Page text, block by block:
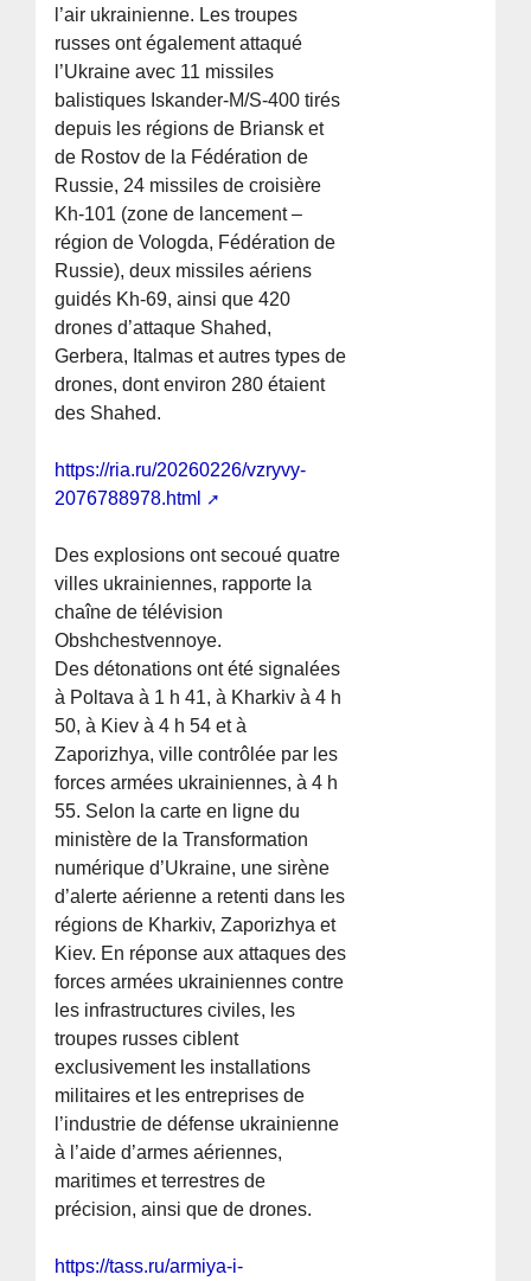
l’air ukrainienne. Les troupes
russes ont également attaqué
l’Ukraine avec 11 missiles
balistiques Iskander-M/S-400 tirés
depuis les régions de Briansk et
de Rostov de la Fédération de
Russie, 24 missiles de croisière
Kh-101 (zone de lancement –
région de Vologda, Fédération de
Russie), deux missiles aériens
guidés Kh-69, ainsi que 420
drones d’attaque Shahed,
Gerbera, Italmas et autres types de
drones, dont environ 280 étaient
des Shahed.
https://ria.ru/20260226/vzryvy-
2076788978.html
Des explosions ont secoué quatre
villes ukrainiennes, rapporte la
chaîne de télévision
Obshchestvennoye.
Des détonations ont été signalées
à Poltava à 1 h 41, à Kharkiv à 4 h
50, à Kiev à 4 h 54 et à
Zaporizhya, ville contrôlée par les
forces armées ukrainiennes, à 4 h
55. Selon la carte en ligne du
ministère de la Transformation
numérique d’Ukraine, une sirène
d’alerte aérienne a retenti dans les
régions de Kharkiv, Zaporizhya et
Kiev. En réponse aux attaques des
forces armées ukrainiennes contre
les infrastructures civiles, les
troupes russes ciblent
exclusivement les installations
militaires et les entreprises de
l’industrie de défense ukrainienne
à l’aide d’armes aériennes,
maritimes et terrestres de
précision, ainsi que de drones.
https://tass.ru/armiya-i-